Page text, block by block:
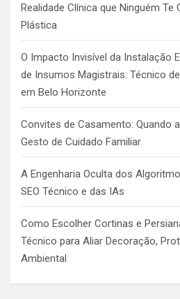
Realidade Clínica que Ninguém Te
Plástica
O Impacto Invisível da Instalação
de Insumos Magistrais: Técnico
em Belo Horizonte
Convites de Casamento: Quando
Gesto de Cuidado Familiar
A Engenharia Oculta dos
SEO Técnico e das IAs
Como Escolher Cortinas e
Técnico para Aliar Decoração,
Ambiental